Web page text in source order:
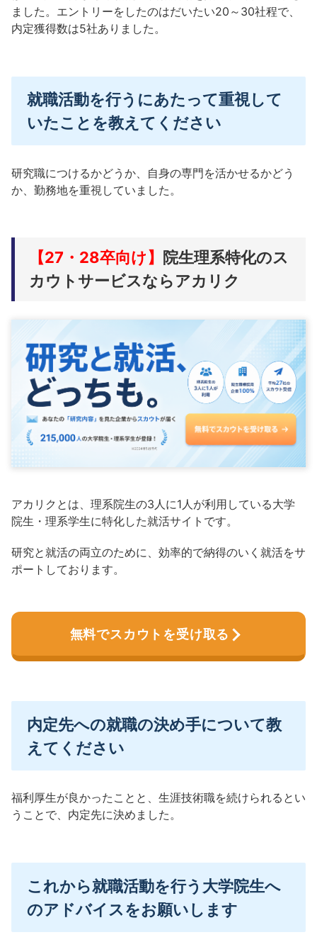
ました。エントリーをしたのはだいたい20～30社程で、
内定獲得数は5社ありました。
就職活動を行うにあたって重視して
いたことを教えてください
研究職につけるかどうか、自身の専門を活かせるかどう
か、勤務地を重視していました。
【27・28卒向け】
院生理系特化のス
カウトサービスならアカリク
アカリクとは、理系院生の3人に1人が利用している大学
院生・理系学生に特化した就活サイトです。
研究と就活の両立のために、効率的で納得のいく就活をサ
ポートしております。
無料でスカウトを受け取る
内定先への就職の決め手について教
えてください
福利厚生が良かったことと、生涯技術職を続けられるとい
うことで、内定先に決めました。
これから就職活動を行う大学院生へ
のアドバイスをお願いします